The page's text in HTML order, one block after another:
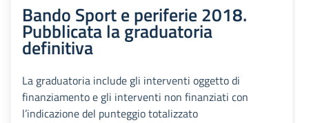
Bando Sport e periferie 2018.
Pubblicata la graduatoria
definitiva
La graduatoria include gli interventi oggetto di
finanziamento e gli interventi non finanziati con
l’indicazione del punteggio totalizzato